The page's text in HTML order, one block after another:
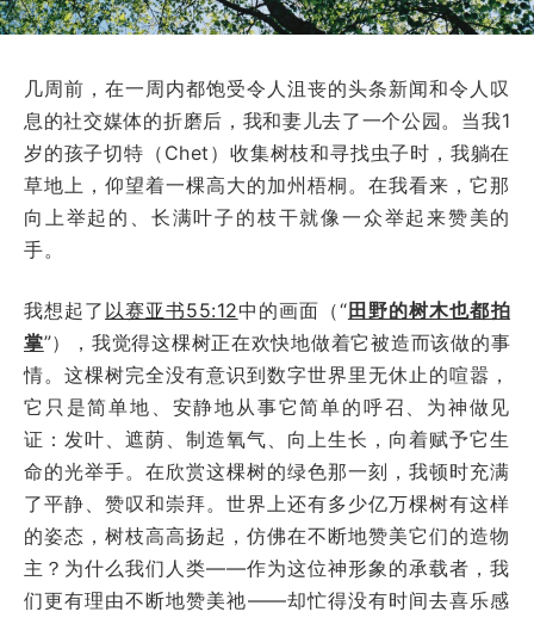
几周前，在一周内都饱受令人沮丧的头条新闻和令人叹
息的社交媒体的折磨后，我和妻儿去了一个公园。当我1
岁的孩子切特（Chet）收集树枝和寻找虫子时，我躺在
草地上，仰望着一棵高大的加州梧桐。在我看来，它那
向上举起的、长满叶子的枝干就像一众举起来赞美的
手。
我想起了 以赛亚书55:12中的画面（“田野的树木也都拍
掌”），我觉得这棵树正在欢快地做着它被造而该做的事
情。这棵树完全没有意识到数字世界里无休止的喧嚣，
它只是简单地、安静地从事它简单的呼召、为神做见
证：发叶、遮荫、制造氧气、向上生长，向着赋予它生
命的光举手。在欣赏这棵树的绿色那一刻，我顿时充满
了平静、赞叹和崇拜。世界上还有多少亿万棵树有这样
的姿态，树枝高高扬起，仿佛在不断地赞美它们的造物
主？为什么我们人类——作为这位神形象的承载者，我
们更有理由不断地赞美祂——却忙得没有时间去喜乐感